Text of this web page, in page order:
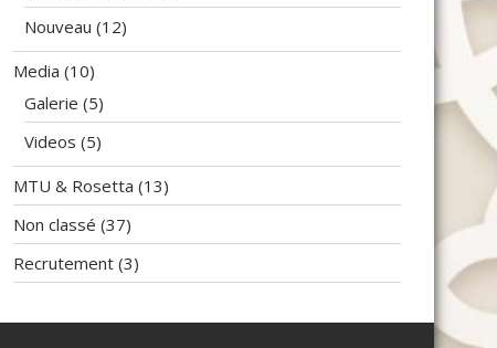
Nouveau (12)
Media (10)
Galerie (5)
Videos (5)
MTU & Rosetta (13)
Non classé (37)
Recrutement (3)